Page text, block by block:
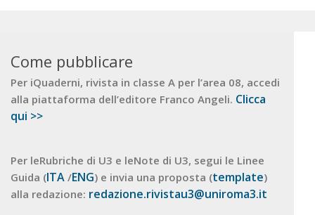
Come pubblicare
Per iQuaderni, rivista in classe A per l’area 08, accedi
alla piattaforma dell’editore Franco Angeli. Clicca
qui >>
Per leRubriche di U3 e leNote di U3, segui le Linee
Guida (ITA /ENG) e invia una proposta (template)
alla redazione: redazione.rivistau3@uniroma3.it